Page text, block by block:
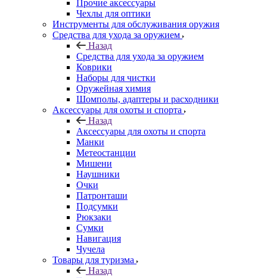
Прочие аксессуары
Чехлы для оптики
Инструменты для обслуживания оружия
Средства для ухода за оружием
Назад
Средства для ухода за оружием
Коврики
Наборы для чистки
Оружейная химия
Шомполы, адаптеры и расходники
Аксессуары для охоты и спорта
Назад
Аксессуары для охоты и спорта
Манки
Метеостанции
Мишени
Наушники
Очки
Патронташи
Подсумки
Рюкзаки
Сумки
Навигация
Чучела
Товары для туризма
Назад